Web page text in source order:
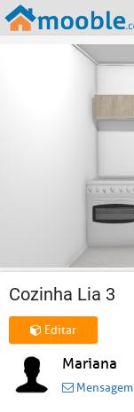
Cozinha Lia 3
Editar
Mariana
Mensagem